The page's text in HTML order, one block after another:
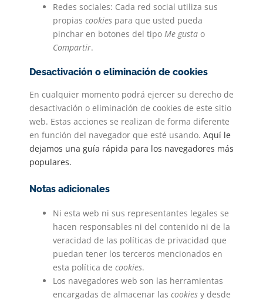
Redes sociales: Cada red social utiliza sus
propias cookies para que usted pueda
pinchar en botones del tipo Me gusta o
Compartir.
Desactivación o eliminación de cookies
En cualquier momento podrá ejercer su derecho de
desactivación o eliminación de cookies de este sitio
web. Estas acciones se realizan de forma diferente
en función del navegador que esté usando. Aquí le
dejamos una guía rápida para los navegadores más
populares.
Notas adicionales
Ni esta web ni sus representantes legales se
hacen responsables ni del contenido ni de la
veracidad de las políticas de privacidad que
puedan tener los terceros mencionados en
esta política de cookies.
Los navegadores web son las herramientas
encargadas de almacenar las cookies y desde